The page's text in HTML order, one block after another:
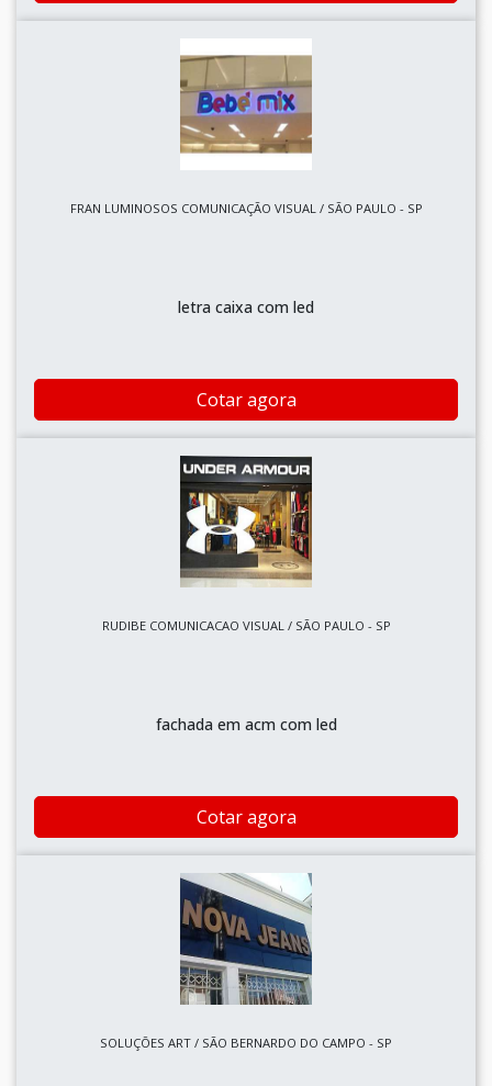
FRAN LUMINOSOS COMUNICAÇÃO VISUAL / SÃO PAULO - SP
letra caixa com led
Cotar agora
RUDIBE COMUNICACAO VISUAL / SÃO PAULO - SP
fachada em acm com led
Cotar agora
SOLUÇÕES ART / SÃO BERNARDO DO CAMPO - SP